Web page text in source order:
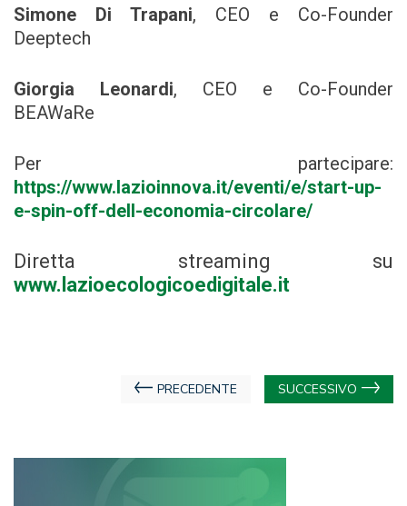
Simone Di Trapani, CEO e Co-Founder
Deeptech
Giorgia Leonardi, CEO e Co-Founder
BEAWaRe
Per partecipare:
https://www.lazioinnova.it/eventi/e/start-up-
e-spin-off-dell-economia-circolare/
Diretta streaming su
www.lazioecologicoedigitale.it
Navigazione
PRECEDENTE SUCCESSIVO